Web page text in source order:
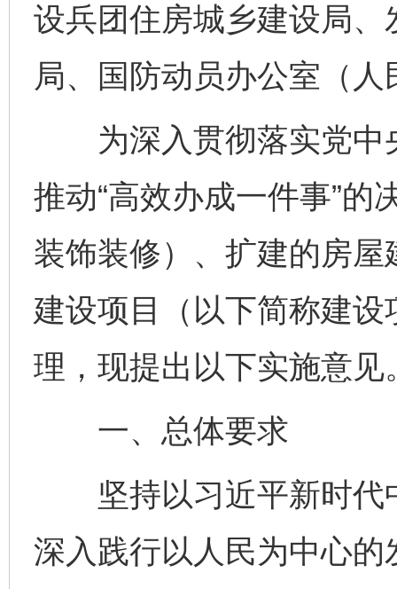
设兵团住房城乡建设局
局、国防动员办公室（
为深入贯彻落实党中
推动“高效办成一件事”的
装饰装修）、扩建的房
建设项目（以下简称建设
理，现提出以下实施意见
一、总体要求
坚持以习近平新时代
深入践行以人民为中心